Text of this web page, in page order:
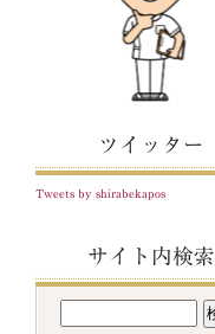
ツイッター
Tweets by shirabekapos
サイト内検索